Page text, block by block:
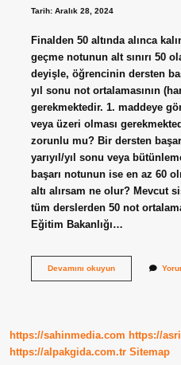
Tarih: Aralık 28, 2024
Finalden 50 altında alınca
geçme notunun alt sınırı 50
deyişle, öğrencinin dersten
yıl sonu not ortalamasının
gerekmektedir. 1. maddeye
veya üzeri olması
zorunlu mu? Bir dersten
yarıyıl/yıl sonu veya
başarı notunun ise en az 60
altı alırsam ne olur? Mevcut
tüm derslerden 50 not
Eğitim Bakanlığı…
Devamını okuyunFinalden
https://sahinmedia.com https://
https://alpakgida.com.tr Sitemap